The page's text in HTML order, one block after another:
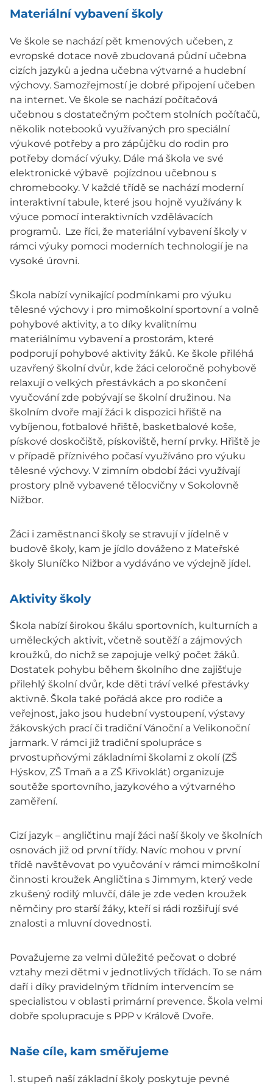
Materiální vybavení školy
Ve škole se nachází pět kmenových učeben, z
evropské dotace nově zbudovaná půdní učebna
cizích jazyků a jedna učebna výtvarné a hudební
výchovy. Samozřejmostí je dobré připojení učeben
na internet. Ve škole se nachází počítačová
učebnou s dostatečným počtem stolních počítačů,
několik notebooků využívaných pro speciální
výukové potřeby a pro zápůjčku do rodin pro
potřeby domácí výuky. Dále má škola ve své
elektronické výbavě pojízdnou učebnou s
chromebooky. V každé třídě se nachází moderní
interaktivní tabule, které jsou hojně využívány k
výuce pomocí interaktivních vzdělávacích
programů. Lze říci, že materiální vybavení školy v
rámci výuky pomoci moderních technologií je na
vysoké úrovni.
Škola nabízí vynikající podmínkami pro výuku
tělesné výchovy i pro mimoškolní sportovní a volně
pohybové aktivity, a to díky kvalitnímu
materiálnímu vybavení a prostorám, které
podporují pohybové aktivity žáků. Ke škole přiléhá
uzavřený školní dvůr, kde žáci celoročně pohybově
relaxují o velkých přestávkách a po skončení
vyučování zde pobývají se školní družinou. Na
školním dvoře mají žáci k dispozici hřiště na
vybíjenou, fotbalové hřiště, basketbalové koše,
pískové doskočiště, pískoviště, herní prvky. Hřiště je
v případě příznivého počasí využíváno pro výuku
tělesné výchovy. V zimním období žáci využívají
prostory plně vybavené tělocvičny v Sokolovně
Nižbor.
Žáci i zaměstnanci školy se stravují v jídelně v
budově školy, kam je jídlo dováženo z Mateřské
školy Sluníčko Nižbor a vydáváno ve výdejně jídel.
Aktivity školy
Škola nabízí širokou škálu sportovních, kulturních a
uměleckých aktivit, včetně soutěží a zájmových
kroužků, do nichž se zapojuje velký počet žáků.
Dostatek pohybu během školního dne zajišťuje
přilehlý školní dvůr, kde děti tráví velké přestávky
aktivně. Škola také pořádá akce pro rodiče a
veřejnost, jako jsou hudební vystoupení, výstavy
žákovských prací či tradiční Vánoční a Velikonoční
jarmark. V rámci již tradiční spolupráce s
prvostupňovými základními školami z okolí (ZŠ
Hýskov, ZŠ Tmaň a a ZŠ Křivoklát) organizuje
soutěže sportovního, jazykového a výtvarného
zaměření.
Cizí jazyk – angličtinu mají žáci naší školy ve školních
osnovách již od první třídy. Navíc mohou v první
třídě navštěvovat po vyučování v rámci mimoškolní
činnosti kroužek Angličtina s Jimmym, který vede
zkušený rodilý mluvčí, dále je zde veden kroužek
němčiny pro starší žáky, kteří si rádi rozšiřují své
znalosti a mluvní dovednosti.
Považujeme za velmi důležité pečovat o dobré
vztahy mezi dětmi v jednotlivých třídách. To se nám
daří i díky pravidelným třídním intervencím se
specialistou v oblasti primární prevence. Škola velmi
dobře spolupracuje s PPP v Králově Dvoře.
Naše cíle, kam směřujeme
1. stupeň naší základní školy poskytuje pevné